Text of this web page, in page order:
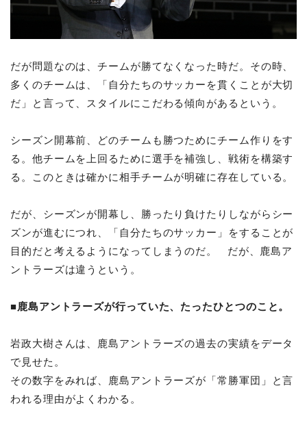
だが問題なのは、チームが勝てなくなった時だ。その時、
多くのチームは、「自分たちのサッカーを貫くことが大切
だ」と言って、スタイルにこだわる傾向があるという。
シーズン開幕前、どのチームも勝つためにチーム作りをす
る。他チームを上回るために選手を補強し、戦術を構築す
る。このときは確かに相手チームが明確に存在している。
だが、シーズンが開幕し、勝ったり負けたりしながらシー
ズンが進むにつれ、「自分たちのサッカー」をすることが
目的だと考えるようになってしまうのだ。 だが、鹿島ア
ントラーズは違うという。
■鹿島アントラーズが行っていた、たったひとつのこと。
岩政大樹さんは、鹿島アントラーズの過去の実績をデータ
で見せた。
その数字をみれば、鹿島アントラーズが「常勝軍団」と言
われる理由がよくわかる。